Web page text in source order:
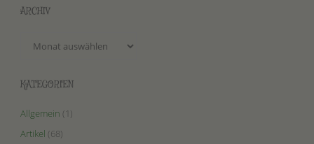
ARCHIV
KATEGORIEN
Allgemein (1)
Artikel (68)